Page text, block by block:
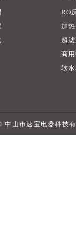
RO
加
超
商
软
中山市速宝电器科